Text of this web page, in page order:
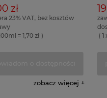
zł
23% VAT, bez kosztów
= 1,70 zł )
zobacz więcej
( 1